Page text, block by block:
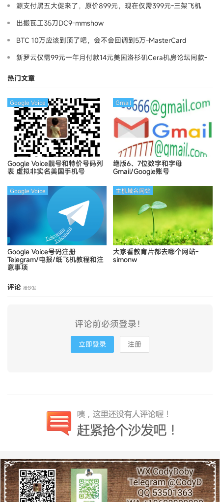
源支付黑五大促来了，原价899元，现在仅需399元-三架飞机
出搬瓦工35刀DC9-mmshow
BTC 10万应该到顶了吧，会不会回调到5万-MasterCard
新罗云仅需99元一年月付款14元美国洛杉矶Cera机房论坛同款-
热门文章
Google Voice靓号和特价号码列
表 虚拟非实名美国手机号
Google Voice
绝版6、7位数字和字母
Gmail/Google账号
Gmail
Google Voice号码注册
Telegram/电报/纸飞机教程和注
意事项
Google Voice
大家看教育片都去哪个网站-
simonw
主机域名网站
评论 抢沙发
评论前必须登录！
立即登录 注册